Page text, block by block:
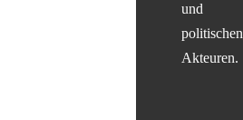
und
politischen
Akteuren.